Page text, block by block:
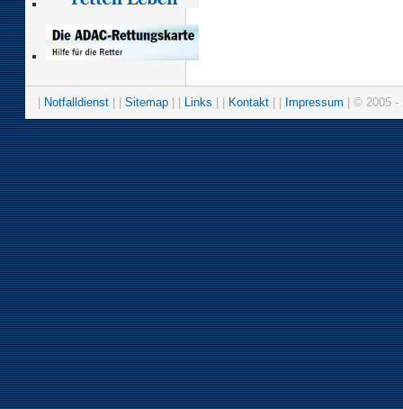
Notfalldienst Sitemap Links Kontakt Impressum | © 2005 -